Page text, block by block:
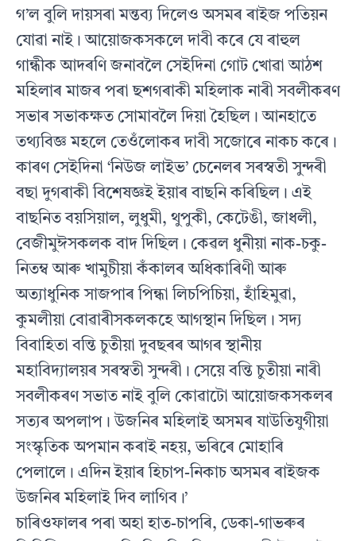
গ’ল বুলি দায়সৰা মন্তব্য দিলেও অসমৰ ৰাইজ পতিয়ন
যোৱা নাই। আয়োজকসকলে দাবী কৰে যে ৰাহুল
গান্ধীক আদৰণি জনাবলৈ সেইদিনা গোট খোৱা আঠশ
মহিলাৰ মাজৰ পৰা ছশগৰাকী মহিলাক নাৰী সবলীকৰণ
সভাৰ সভাকক্ষত সোমাবলৈ দিয়া হৈছিল। আনহাতে
তথ্যবিজ্ঞ মহলে তেওঁলোকৰ দাবী সজোৰে নাকচ কৰে।
কাৰণ সেইদিনা ‘নিউজ লাইভ’ চেনেলৰ সৰস্বতী সুন্দৰী
বছা দুগৰাকী বিশেষজ্ঞই ইয়াৰ বাছনি কৰিছিল। এই
বাছনিত বয়সিয়াল, লুধুমী, থুপুকী, কেটেঙী, জাধলী,
বেজীমুঈসকলক বাদ দিছিল। কেৱল ধুনীয়া নাক-চকু-
নিতম্ব আৰু খামুচীয়া কঁকালৰ অধিকাৰিণী আৰু
অত্যাধুনিক সাজপাৰ পিন্ধা লিচপিচিয়া, হাঁহিমুৱা,
কুমলীয়া বোৱাৰীসকলকহে আগস্থান দিছিল। সদ্য
বিবাহিতা বন্তি চুতীয়া দুবছৰৰ আগৰ স্থানীয়
মহাবিদ্যালয়ৰ সৰস্বতী সুন্দৰী। সেয়ে বন্তি চুতীয়া নাৰী
সবলীকৰণ সভাত নাই বুলি কোৱাটো আয়োজকসকলৰ
সত্যৰ অপলাপ। উজনিৰ মহিলাই অসমৰ যাউতিযুগীয়া
সংস্কৃতিক অপমান কৰাই নহয়, ভৰিৰে মোহাৰি
পেলালে। এদিন ইয়াৰ হিচাপ-নিকাচ অসমৰ ৰাইজক
উজনিৰ মহিলাই দিব লাগিব।’
চাৰিওফালৰ পৰা অহা হাত-চাপৰি, ডেকা-গাভৰুৰ